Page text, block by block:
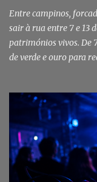
com uma cerimónia
de Setúbal desta...
Entre campinos,
sair à rua entre 7 e 13
patrimónios vivos. De
de verde e ouro para
Fernando Correia
musical, mas são o
Tejo que continuam a
gerações e faz da vila
verão português.
acontecer a Festa Há